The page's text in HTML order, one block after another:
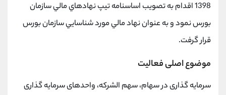
1398 اقدام به تصويب اساسنامه تیپ نهادهاي مالي سازمان
بورس نمود و به عنوان نهاد مالي مورد شناسايي سازمان بورس
قرار گرفت.
موضوع اصلی فعالیت
سرمایه گذاری در سهام، سهم الشرکه، واحدهای سرمایه گذاری